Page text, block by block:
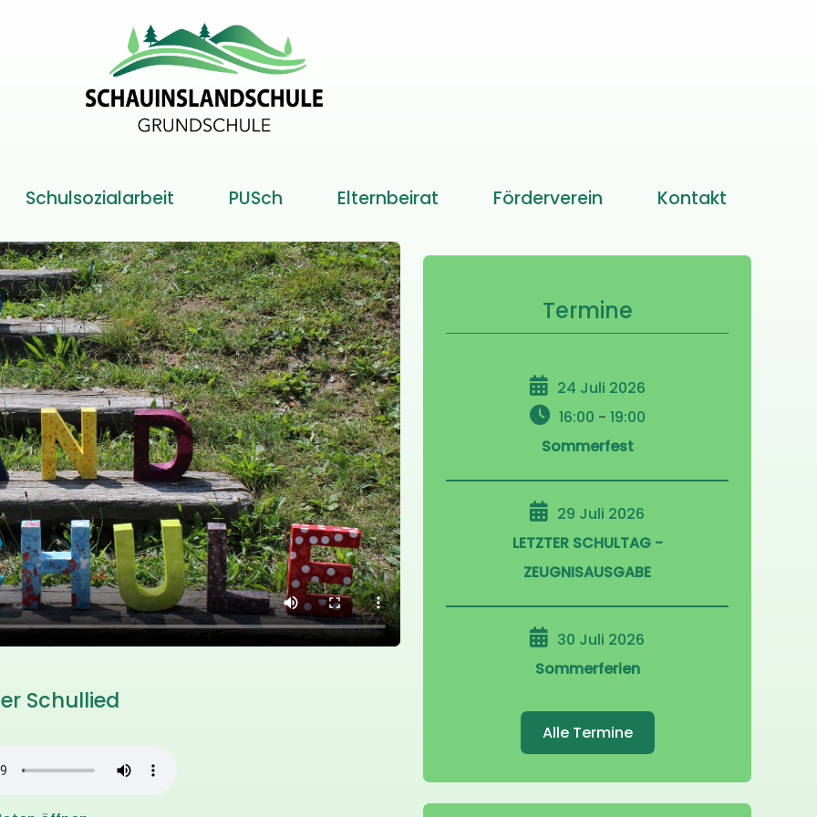
Schulsozialarbeit PUSch Elternbeirat Förderverein Kontakt
Schullied
Termine
24 Juli 2026
16:00 - 19:00
Sommerfest
29 Juli 2026
LETZTER SCHULTAG -
ZEUGNISAUSGABE
30 Juli 2026
Sommerferien
Alle Termine